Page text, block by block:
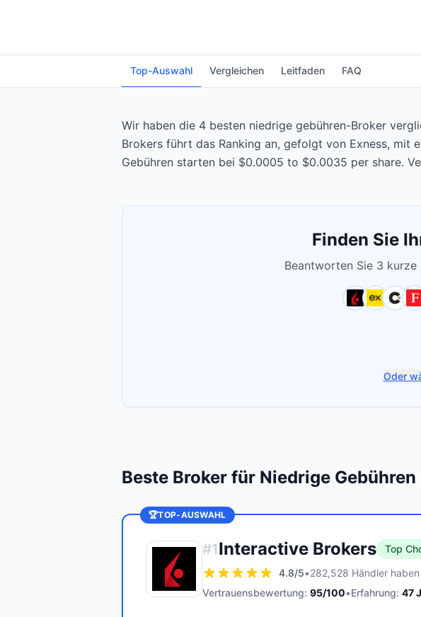
Top-Auswahl Vergleichen Leitfaden FAQ
Wir haben die 4 besten niedrige gebühren-Broker
Brokers führt das Ranking an, gefolgt von Exness, mit
Gebühren starten bei $0.0005 to $0.0035 per share.
Finden Sie
Beantworten Sie 3
Oder
Beste Broker für Niedrige Gebühren
🏆TOP-AUSWAHL
#1Interactive Brokers
Top
4.8/5•282,528 Händler
Vertrauensbewertung: 95/100•Erfahrung: 47